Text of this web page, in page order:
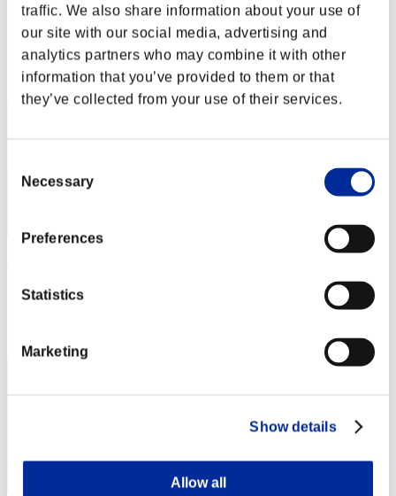
traffic. We also share information about your use of
our site with our social media, advertising and
analytics partners who may combine it with other
information that you’ve provided to them or that
they’ve collected from your use of their services.
Selection
Necessary
Preferences
Statistics
Marketing
Show details
Allow all
yuji974
Puntos:Missions12/55'13"96
Posición
22
Puntos:Missions12/55'52"52